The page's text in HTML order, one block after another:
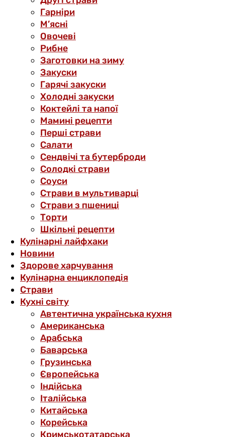
Гарніри
М’ясні
Овочеві
Рибне
Заготовки на зиму
Закуски
Гарячі закуски
Холодні закуски
Коктейлі та напої
Мамині рецепти
Перші страви
Салати
Сендвічі та бутерброди
Солодкі страви
Соуси
Страви в мультиварці
Страви з пшениці
Торти
Шкільні рецепти
Кулінарні лайфхаки
Новини
Здорове харчування
Кулінарна енциклопедія
Страви
Кухні світу
Автентична українська кухня
Американська
Арабська
Баварська
Грузинська
Європейська
Індійська
Італійська
Китайська
Корейська
Кримськотатарська